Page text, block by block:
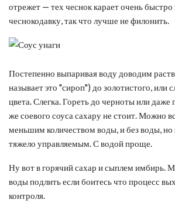
отрежет — тех чеснок карает очень быстро
чеснокодавку, так что лучше не филонить.
Постепенно выпаривая воду доводим
называет это "сироп") до золотистого, или
цвета. Слегка. Гореть до черноты или даже
же соевого соуса сахару не стоит. Можно
меньшим количеством воды, и без воды, но
тяжело управляемым. С водой проще.
Ну вот в горячий сахар и сыплем имбирь.
воды подлить если боитесь что процесс
контроля.